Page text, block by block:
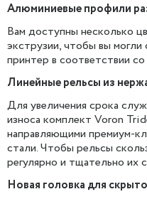
Алюминиевые профили
Вам доступны несколько
экструзии, чтобы вы
принтер в соответствии
Линейные рельсы из
Для увеличения срока
износа комплект Voron
направляющими премиум-
стали. Чтобы рельсы
регулярно и тщательно их
Новая головка для